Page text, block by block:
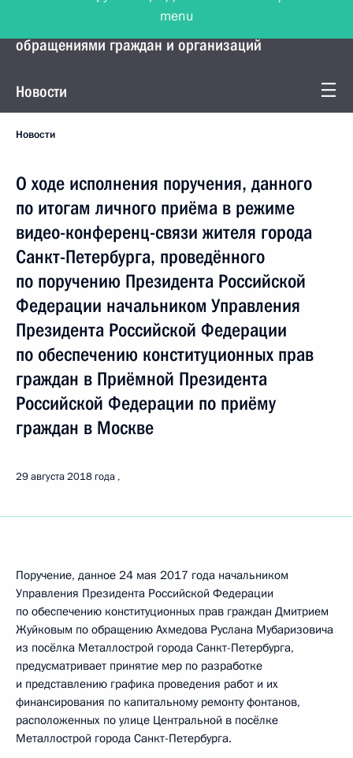
Управление Президента по работе с
обращениями граждан и организаций
Новости
Новости
О ходе исполнения поручения, данного
по итогам личного приёма в режиме
видео-конференц-связи жителя города
Санкт-Петербурга, проведённого
по поручению Президента Российской
Федерации начальником Управления
Президента Российской Федерации
по обеспечению конституционных прав
граждан в Приёмной Президента
Российской Федерации по приёму
граждан в Москве
29 августа 2018 года
Поручение, данное 24 мая 2017 года начальником
Управления Президента Российской Федерации
по обеспечению конституционных прав граждан Дмитрием
Жуйковым по обращению Ахмедова Руслана Мубаризовича
из посёлка Металлострой города Санкт-Петербурга,
предусматривает принятие мер по разработке
и представлению графика проведения работ и их
финансирования по капитальному ремонту фонтанов,
расположенных по улице Центральной в посёлке
Металлострой города Санкт-Петербурга.
menu